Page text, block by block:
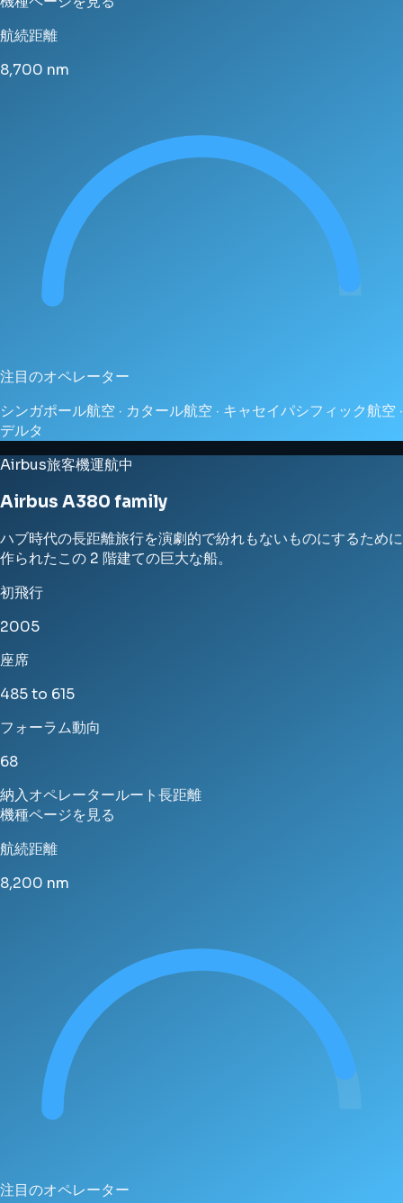
航続距離
8,700 nm
注目のオペレーター
シンガポール航空 · カタール航空 · キャセイパシフィック航空 ·
デルタ
Airbus旅客機運航中
Airbus A380 family
ハブ時代の長距離旅行を演劇的で紛れもないものにするために
作られたこの 2 階建ての巨大な船。
初飛行
2005
座席
485 to 615
フォーラム動向
68
納入オペレータールート長距離
機種ページを見る
航続距離
8,200 nm
注目のオペレーター